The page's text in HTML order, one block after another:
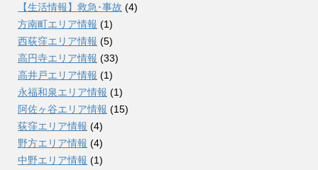
【生活情報】救急･事故 (4)
方南町エリア情報 (1)
西荻窪エリア情報 (5)
高円寺エリア情報 (33)
高井戸エリア情報 (1)
永福和泉エリア情報 (1)
阿佐ヶ谷エリア情報 (15)
荻窪エリア情報 (4)
野方エリア情報 (4)
中野エリア情報 (1)